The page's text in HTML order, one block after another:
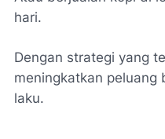
hari.
Dengan strategi yang
meningkatkan peluang
laku.